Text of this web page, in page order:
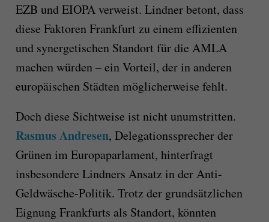
EZB und EIOPA verweist. Lindner betont, dass
diese Faktoren Frankfurt zu einem effizienten
und synergetischen Standort für die AMLA
machen würden – ein Vorteil, der in anderen
europäischen Städten möglicherweise fehlt.
Doch diese Sichtweise ist nicht unumstritten.
Rasmus Andresen, Delegationssprecher der
Grünen im Europaparlament, hinterfragt
insbesondere Lindners Ansatz in der Anti-
Geldwäsche-Politik. Trotz der grundsätzlichen
Eignung Frankfurts als Standort, könnten